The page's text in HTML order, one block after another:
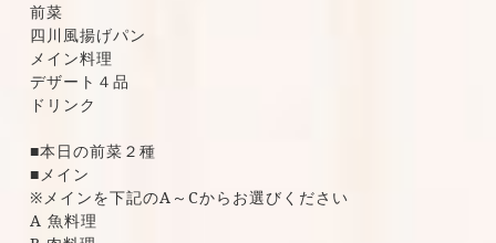
前菜
四川風揚げパン
メイン料理
デザート４品
ドリンク
■本日の前菜２種
■メイン
※メインを下記のA～Cからお選びください
A 魚料理